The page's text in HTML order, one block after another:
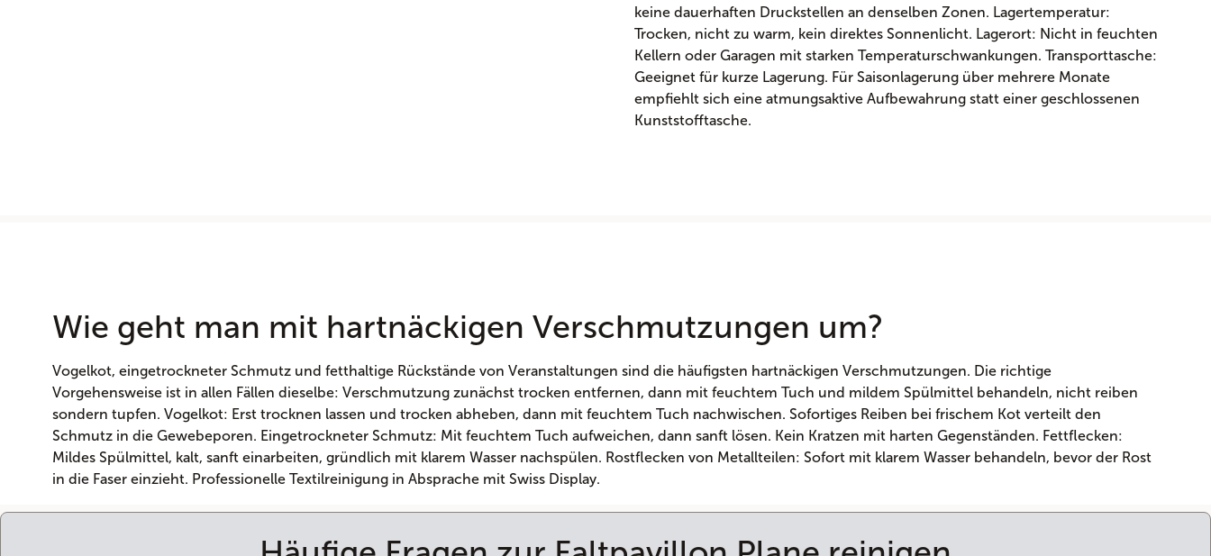
keine dauerhaften Druckstellen an denselben Zonen. Lagertemperatur:
Trocken, nicht zu warm, kein direktes Sonnenlicht. Lagerort: Nicht in feuchten
Kellern oder Garagen mit starken Temperaturschwankungen. Transporttasche:
Geeignet für kurze Lagerung. Für Saisonlagerung über mehrere Monate
empfiehlt sich eine atmungsaktive Aufbewahrung statt einer geschlossenen
Kunststofftasche.
Wie geht man mit hartnäckigen Verschmutzungen um?
Vogelkot, eingetrockneter Schmutz und fetthaltige Rückstände von Veranstaltungen sind die häufigsten hartnäckigen Verschmutzungen. Die richtige
Vorgehensweise ist in allen Fällen dieselbe: Verschmutzung zunächst trocken entfernen, dann mit feuchtem Tuch und mildem Spülmittel behandeln, nicht reiben
sondern tupfen. Vogelkot: Erst trocknen lassen und trocken abheben, dann mit feuchtem Tuch nachwischen. Sofortiges Reiben bei frischem Kot verteilt den
Schmutz in die Gewebeporen. Eingetrockneter Schmutz: Mit feuchtem Tuch aufweichen, dann sanft lösen. Kein Kratzen mit harten Gegenständen. Fettflecken:
Mildes Spülmittel, kalt, sanft einarbeiten, gründlich mit klarem Wasser nachspülen. Rostflecken von Metallteilen: Sofort mit klarem Wasser behandeln, bevor der Rost
in die Faser einzieht. Professionelle Textilreinigung in Absprache mit Swiss Display.